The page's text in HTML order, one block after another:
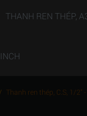
THANH REN THÉP,
/ Thanh ren thép, C.S, 1/2"